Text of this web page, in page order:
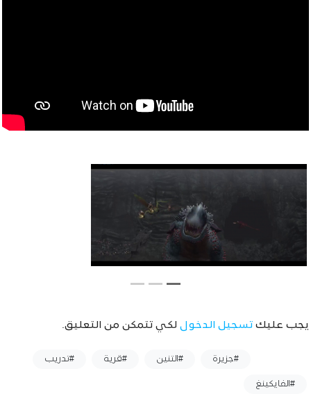
يجب عليك تسجيل الدخول لكي تتمكن من التعليق.
#جزيرة #التنين #قرية #تدريب
#الفايكينغ